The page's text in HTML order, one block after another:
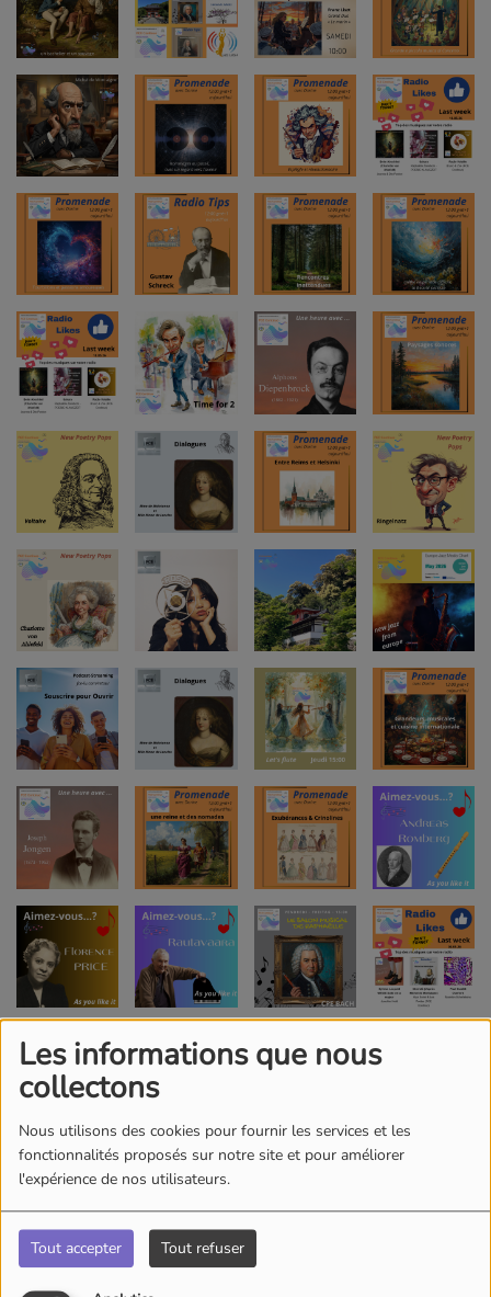
Les informations que nous
collectons
Nous utilisons des cookies pour fournir les services et les
fonctionnalités proposés sur notre site et pour améliorer
l'expérience de nos utilisateurs.
Tout accepter Tout refuser